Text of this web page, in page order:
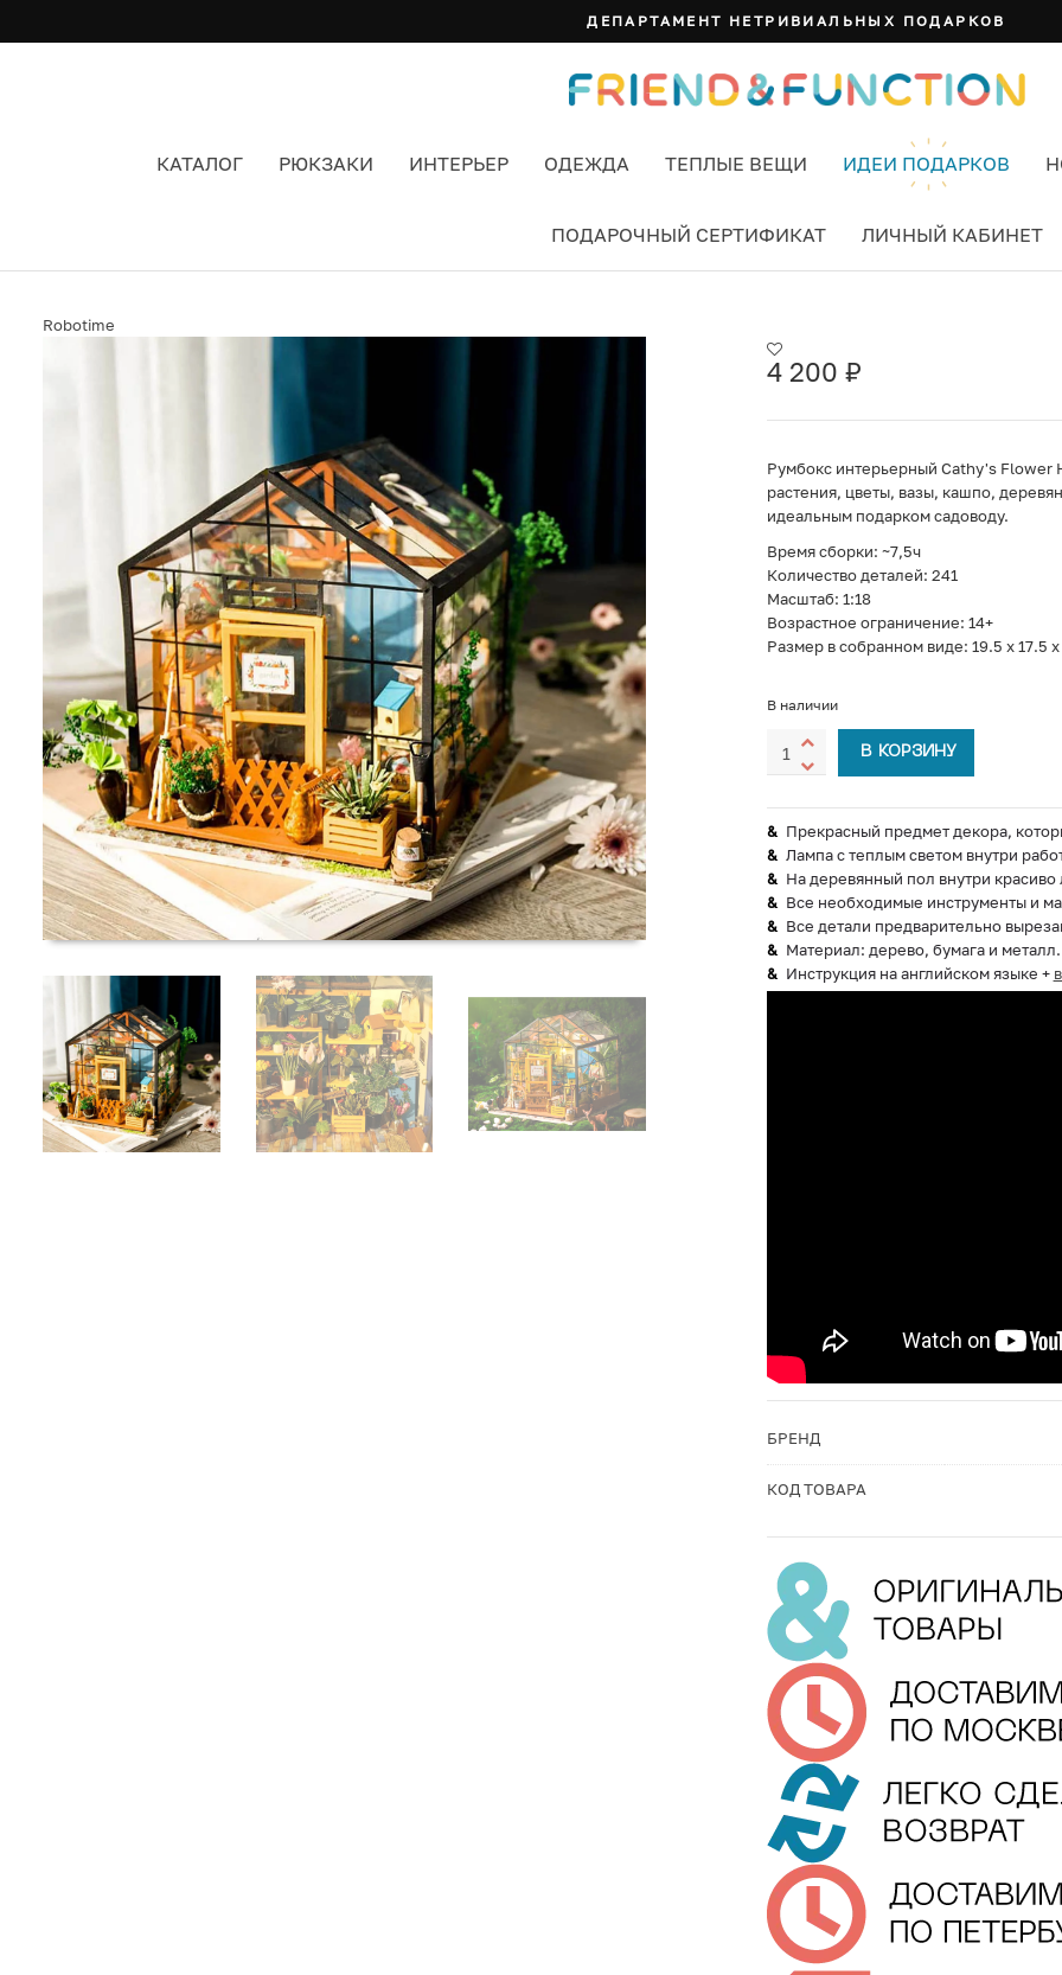
ДЕПАРТАМЕНТ НЕТРИВИАЛЬНЫХ ПОДАРКОВ
КАТАЛОГ РЮКЗАКИ ИНТЕРЬЕР ОДЕЖДА ТЕПЛЫЕ ВЕЩИ ИДЕИ ПОДАРКОВ
ПОДАРОЧНЫЙ СЕРТИФИКАТ ЛИЧНЫЙ КАБИНЕТ
Robotime
4 200 ₽
Румбокс интерьерный Cathy's Flower
растения, цветы, вазы, кашпо,
идеальным подарком садоводу.
Время сборки: ~7,5ч
Количество деталей: 241
Масштаб: 1:18
Возрастное ограничение: 14+
Размер в собранном виде: 19.5 х 17.5 х
В наличии
В КОРЗИНУ
Прекрасный предмет декора,
Лампа с теплым светом внутри
На деревянный пол внутри
Все необходимые инструменты и
Все детали предварительно
Материал: дерево, бумага и металл.
Инструкция на английском языке +
БРЕНД
КОД ТОВАРА